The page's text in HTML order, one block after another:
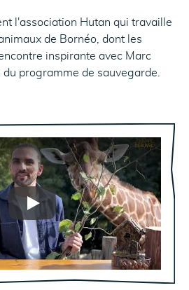
l'association Hutan qui travaille
de Bornéo, dont les
inspirante avec Marc
programme de sauvegarde.
Play